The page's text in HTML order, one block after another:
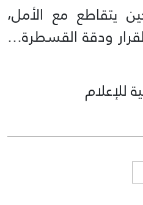
يتقاطع مع الأمل،
ودقة القسطرة…
للإعلام